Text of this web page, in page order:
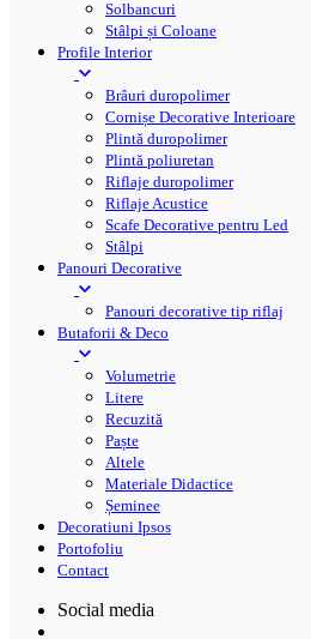
Solbancuri
Stâlpi și Coloane
Profile Interior
Brâuri duropolimer
Cornișe Decorative Interioare
Plintă duropolimer
Plintă poliuretan
Riflaje duropolimer
Riflaje Acustice
Scafe Decorative pentru Led
Stâlpi
Panouri Decorative
Panouri decorative tip riflaj
Butaforii & Deco
Volumetrie
Litere
Recuzită
Paște
Altele
Materiale Didactice
Șeminee
Decoratiuni Ipsos
Portofoliu
Contact
Social media